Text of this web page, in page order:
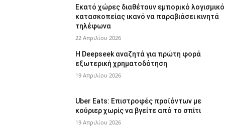
Εκατό χώρες διαθέτουν εμπορικό λογισμικό
κατασκοπείας ικανό να παραβιάσει κινητά
τηλέφωνα
22 Απριλίου 2026
Η Deepseek αναζητά για πρώτη φορά
εξωτερική χρηματοδότηση
19 Απριλίου 2026
Uber Eats: Επιστροφές προϊόντων με
κούριερ χωρίς να βγείτε από το σπίτι
19 Απριλίου 2026